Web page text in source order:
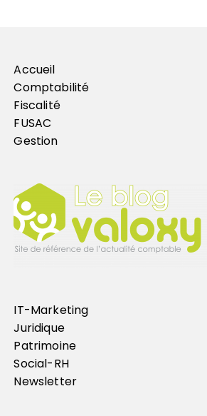
Accueil
Comptabilité
Fiscalité
FUSAC
Gestion
IT-Marketing
Juridique
Patrimoine
Social-RH
Newsletter